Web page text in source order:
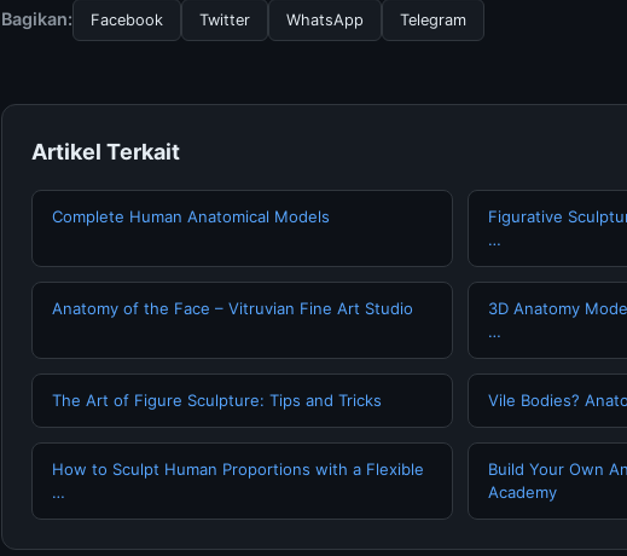
terpercaya.
Bagikan: Facebook Twitter WhatsApp Telegram
Artikel Terkait
Complete Human Anatomical Models
Figurative
…
Anatomy of the Face – Vitruvian Fine Art Studio
3D Anatomy
…
The Art of Figure Sculpture: Tips and Tricks Vile Bodies?
How to Sculpt Human Proportions with a Flexible
…
Build Your Own
Academy